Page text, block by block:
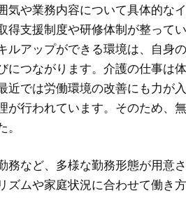
気や業務内容について具体的な
得支援制度や研修体制が整って
ルアップができる環境は、自身
につながります。介護の仕事は
近では労働環境の改善にも力が
が行われています。そのため、
務など、多様な勤務形態が用意
ズムや家庭状況に合わせて働き